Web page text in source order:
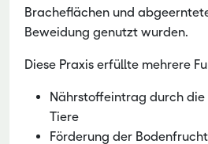
Bracheflächen und
Beweidung genutzt wurden.
Diese Praxis erfüllte mehrere
Nährstoffeintrag durch die
Tiere
Förderung der